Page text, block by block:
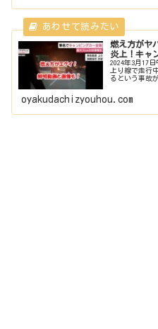
燃え方がヤ
炎上！キャ
2024年3月17
上り線で走行
るという事故
oyakudachizyouhou.com